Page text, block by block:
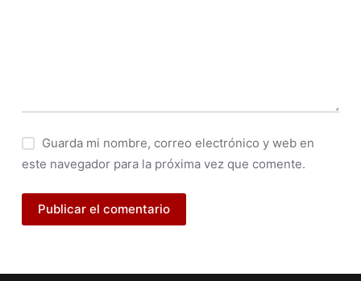
Guarda mi nombre, correo electrónico y web en
este navegador para la próxima vez que comente.
Publicar el comentario